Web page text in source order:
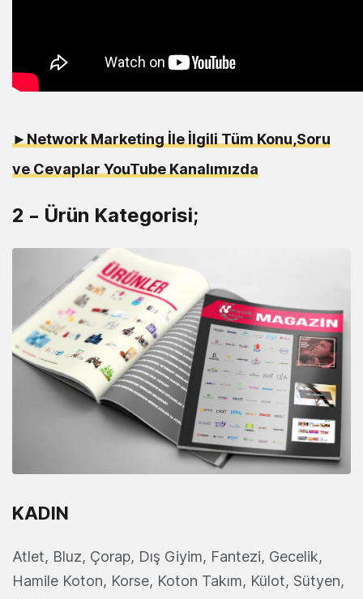
►Network Marketing İle İlgili Tüm Konu,Soru
ve Cevaplar YouTube Kanalımızda
2 – Ürün Kategorisi;
KADIN
Atlet, Bluz, Çorap, Dış Giyim, Fantezi, Gecelik,
Hamile Koton, Korse, Koton Takım, Külot, Sütyen,